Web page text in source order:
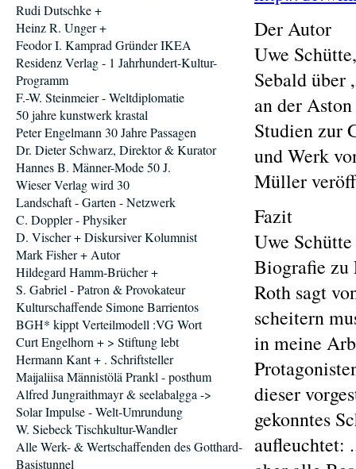
Der Autor
Uwe
Sebald über
an der
Studien zur
und Werk
Müller
Fazit
Uwe
Biografie zu
Roth sagt
scheitern
in meine
dieser
gekonntes
aufleuchtet:
Rudi Dutschke +
Heinz R. Unger +
Feodor I. Kamprad Gründer IKEA
Residenz Verlag - 1 Jahrhundert-Kultur-
Programm
F.-W. Steinmeier - Weltdiplomatie
50 jahre kunstwerk krastal
Peter Engelmann 30 Jahre Passagen
Dr. Dieter Schwarz, Direktor & Kurator
Hannes B. Männer-Mode 50 J.
Wieser Verlag wird 30
Landschaft - Garten - Netzwerk
C. Doppler - Physiker
D. Vischer + Diskursiver Kolumnist
Mark Fisher + Autor
Hildegard Hamm-Brücher +
S. Gabriel - Patron & Provokateur
Kulturschaffende Simone Barrientos
BGH* kippt Verteilmodell :VG Wort
Curt Engelhorn + > Stiftung lebt
Hermann Kant + . Schriftsteller
Maijaliisa Männistölä Prankl - posthum
Alfred Jungraithmayr & seelabalgga ->
Solar Impulse - Welt-Umrundung
W. Siebeck Tischkultur-Wandler
Alle Werk- & Wertschaffenden des Gotthard-
Basistunnel